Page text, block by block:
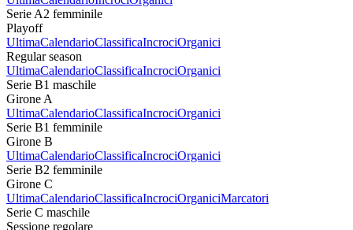
Serie A2 femminile
Playoff
UltimaCalendarioClassificaIncrociOrganici
Regular season
UltimaCalendarioClassificaIncrociOrganici
Serie B1 maschile
Girone A
UltimaCalendarioClassificaIncrociOrganici
Serie B1 femminile
Girone B
UltimaCalendarioClassificaIncrociOrganici
Serie B2 femminile
Girone C
UltimaCalendarioClassificaIncrociOrganiciMarcatori
Serie C maschile
Sessione regolare